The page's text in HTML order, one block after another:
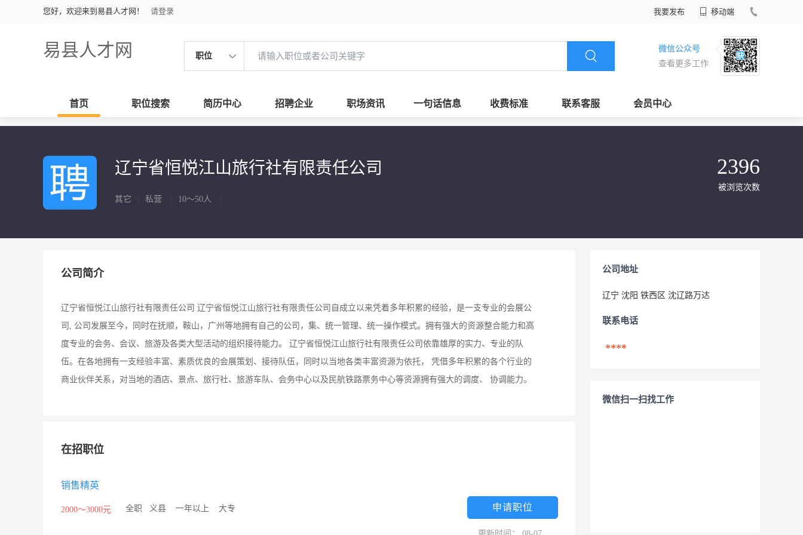
您好，欢迎来到易县人才网！ 请登录 我要发布 移动端
易县人才网 职位
微信公众号
查看更多工作
首页 职位搜索 简历中心 招聘企业 职场资讯 一句话信息 收费标准 联系客服 会员中心
辽宁省恒悦江山旅行社有限责任公司
其它 私营 10～50人
2396
被浏览次数
公司简介
辽宁省恒悦江山旅行社有限责任公司 辽宁省恒悦江山旅行社有限责任公司自成立以来凭着多年积累的经验，是一支专业的会展公
司, 公司发展至今，同时在抚顺，鞍山，广州等地拥有自己的公司，集、统一管理、统一操作模式。拥有强大的资源整合能力和高
度专业的会务、会议、旅游及各类大型活动的组织接待能力。 辽宁省恒悦江山旅行社有限责任公司依靠雄厚的实力、专业的队
伍。在各地拥有一支经验丰富、素质优良的会展策划、接待队伍，同时以当地各类丰富资源为依托， 凭借多年积累的各个行业的
商业伙伴关系，对当地的酒店、景点、旅行社、旅游车队、会务中心以及民航铁路票务中心等资源拥有强大的调度、 协调能力。
在招职位
销售精英
2000～3000元 全职 义县 一年以上 大专 申请职位
公司地址
辽宁 沈阳 铁西区 沈辽路万达
联系电话
****
微信扫一扫找工作